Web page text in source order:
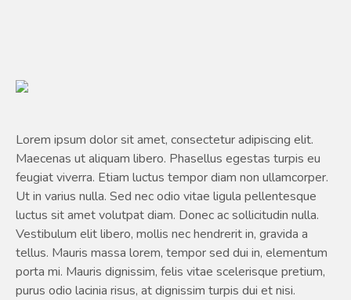
Lorem ipsum dolor sit amet, consectetur adipiscing elit.
Maecenas ut aliquam libero. Phasellus egestas turpis eu
feugiat viverra. Etiam luctus tempor diam non ullamcorper.
Ut in varius nulla. Sed nec odio vitae ligula pellentesque
luctus sit amet volutpat diam. Donec ac sollicitudin nulla.
Vestibulum elit libero, mollis nec hendrerit in, gravida a
tellus. Mauris massa lorem, tempor sed dui in, elementum
porta mi. Mauris dignissim, felis vitae scelerisque pretium,
purus odio lacinia risus, at dignissim turpis dui et nisi.